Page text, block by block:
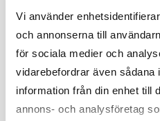
Vi använder
och annonserna till
för sociala medier och
vidarebefordrar även sådana
information från din enhet till
annons- och analysföretag
Small Bröstvidd: 50
Medium Bröstvidd: 53